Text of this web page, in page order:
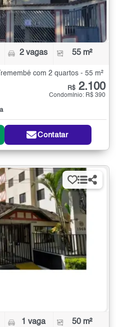
2 vagas 55 m²
com 2 quartos - 55 m²
R$ 2.100
Condomínio: R$ 390
Contatar
1 vaga 50 m²